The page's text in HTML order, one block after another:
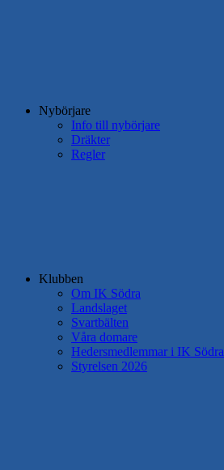
Nybörjare
Info till nybörjare
Dräkter
Regler
Klubben
Om IK Södra
Landslaget
Svartbälten
Våra domare
Hedersmedlemmar i IK Södra
Styrelsen 2026